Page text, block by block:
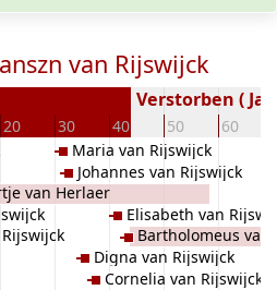
van Rijswijck
20 30 40 50 60
Verstorben (
van Herlaer
Maria van Rijswijck
Johannes van Rijswijck
Digna van Rijswijck
Cornelia van Rijswijck
Elisabeth van
Bartholomeus van